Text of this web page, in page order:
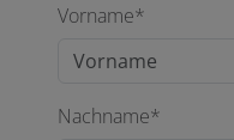
Vorname*
Nachname*